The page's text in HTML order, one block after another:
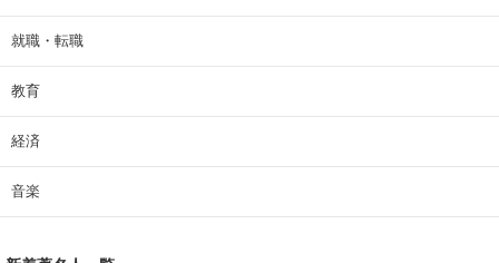
就職・転職
教育
経済
音楽